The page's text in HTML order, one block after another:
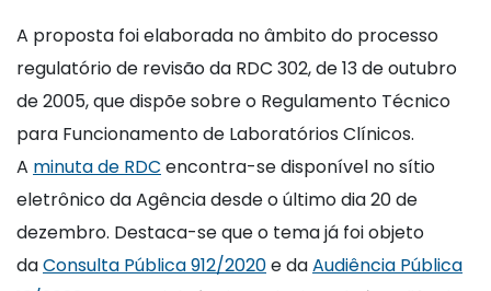
A proposta foi elaborada no âmbito do processo
regulatório de revisão da RDC 302, de 13 de outubro
de 2005, que dispõe sobre o Regulamento Técnico
para Funcionamento de Laboratórios Clínicos.
A minuta de RDC encontra-se disponível no sítio
eletrônico da Agência desde o último dia 20 de
dezembro. Destaca-se que o tema já foi objeto
daConsulta Pública 912/2020e daAudiência Pública